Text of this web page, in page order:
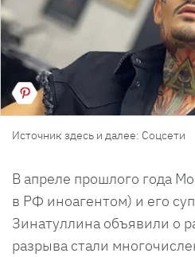
Источник здесь и далее: Соцсети
В апреле прошлого года
в РФ иноагентом) и его
Зинатуллина объявили о
разрыва стали